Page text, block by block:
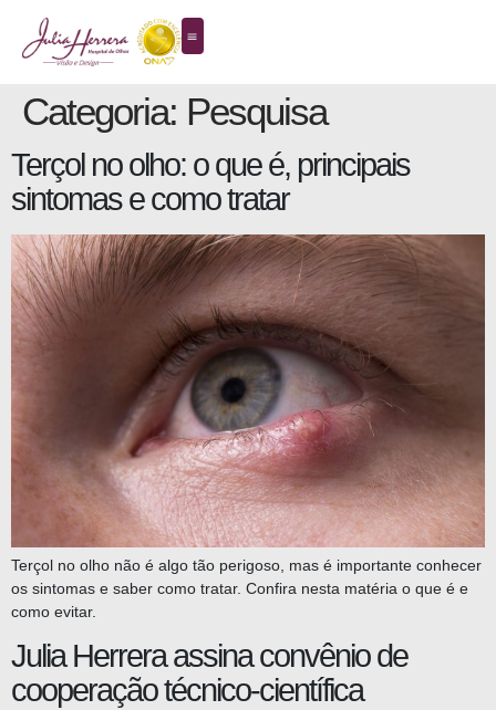
Categoria: Pesquisa
Terçol no olho: o que é, principais
sintomas e como tratar
Terçol no olho não é algo tão perigoso, mas é importante conhecer
os sintomas e saber como tratar. Confira nesta matéria o que é e
como evitar.
Julia Herrera assina convênio de
cooperação técnico-científica